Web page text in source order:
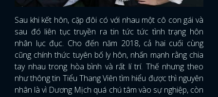
Sau khi kết hôn, cặp đôi có với nhau một cô con gái và
sau đó liên tục truyền ra tin tức tức tình trạng hôn
nhân lục đục. Cho đến năm 2018, cả hai cuối cùng
cũng chính thức tuyên bố ly hôn, nhấn mạnh rằng chia
tay nhau trong hòa bình và rất lí trí. Thế nhưng theo
như thông tin Tiểu Thang Viên tìm hiểu được thì nguyên
nhân là vì Dương Mịch quá chú tâm vào sự nghiệp, còn